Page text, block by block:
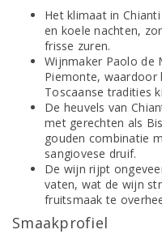
Het klimaat in
en koele nachten,
frisse zuren.
Wijnmaker Paolo de
Piemonte, waardoor
Toscaanse tradities
De heuvels van
met gerechten als
gouden combinatie
sangiovese druif.
De wijn rijpt
vaten, wat de wijn
fruitsmaak te
Smaakprofiel